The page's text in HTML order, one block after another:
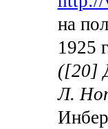
на
1925
([20]
Л.